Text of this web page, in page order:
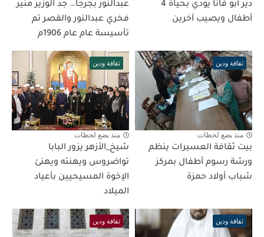
دير أبو فانا يودي بحياة 4
أطفال ويصيب آخرين
عبدالنور بجرجا… جد الوزير منير
فخري عبدالنور والقصر تم
تأسيسة عام عام 1906م
ثقافة ودين
منذ بضع لحظات
بيت ثقافة العسيرات ينظم
ورشة رسوم أطفال بمركز
شباب أولاد حمزة
ثقافة ودين
منذ بضع لحظات
شيخ_الأزهر يزور البابا
تواضروس ويهنئه ويهنئ
الإخوة المسيحيين بأعياد
الميلاد
ثقافة ودين ثقافة ودين